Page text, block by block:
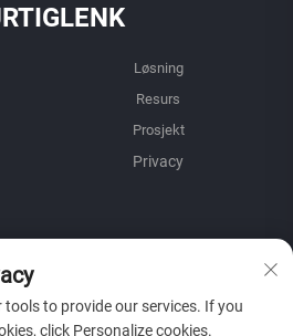
Løsning
Resurs
Prosjekt
vårt ukentlige nyhetsbrev
tools to provide our services. If you
click Personalize cookies.